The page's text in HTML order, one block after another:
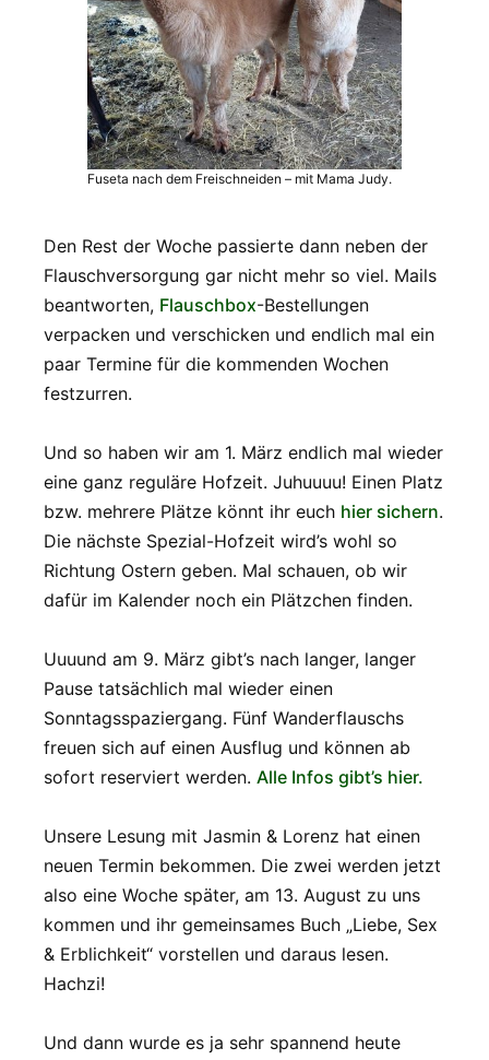
Fuseta nach dem Freischneiden – mit Mama Judy.
Den Rest der Woche passierte dann neben der
Flauschversorgung gar nicht mehr so viel. Mails
beantworten, Flauschbox-Bestellungen
verpacken und verschicken und endlich mal ein
paar Termine für die kommenden Wochen
festzurren.
Und so haben wir am 1. März endlich mal wieder
eine ganz reguläre Hofzeit. Juhuuuu! Einen Platz
bzw. mehrere Plätze könnt ihr euch hier sichern.
Die nächste Spezial-Hofzeit wird’s wohl so
Richtung Ostern geben. Mal schauen, ob wir
dafür im Kalender noch ein Plätzchen finden.
Uuuund am 9. März gibt’s nach langer, langer
Pause tatsächlich mal wieder einen
Sonntagsspaziergang. Fünf Wanderflauschs
freuen sich auf einen Ausflug und können ab
sofort reserviert werden. Alle Infos gibt’s hier.
Unsere Lesung mit Jasmin & Lorenz hat einen
neuen Termin bekommen. Die zwei werden jetzt
also eine Woche später, am 13. August zu uns
kommen und ihr gemeinsames Buch „Liebe, Sex
& Erblichkeit“ vorstellen und daraus lesen.
Hachzi!
Und dann wurde es ja sehr spannend heute